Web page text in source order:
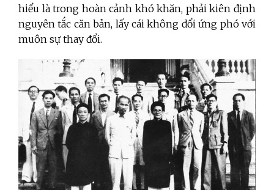
hiểu là trong hoàn cảnh khó khăn, phải kiên định
nguyên tắc căn bản, lấy cái không đổi ứng phó với
muôn sự thay đổi.